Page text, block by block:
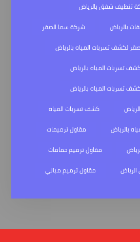
تنظيف شقق بالرياض
بالرياض
شركة سما الصقر
لكشف تسربات المياه بالرياض
تسربات المياه بالرياض
تسربات المياه بالرياض
كشف تسربات المياه
بالرياض
مقاول ترميمات
مقاول ترميم حمامات
مقاول ترميم مباني